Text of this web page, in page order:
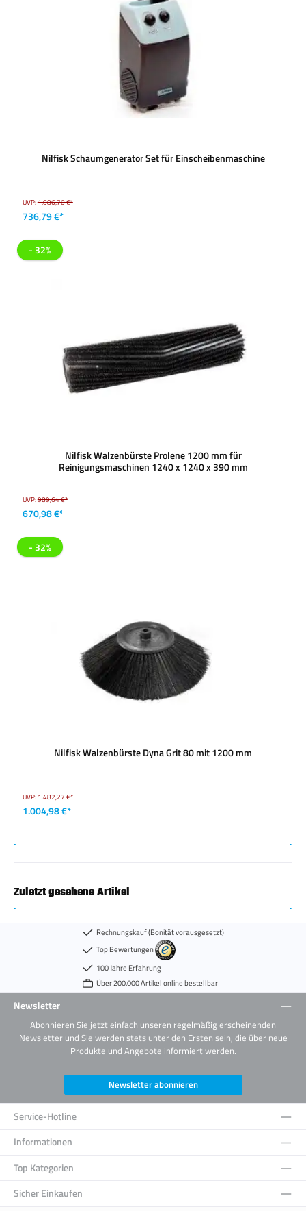
Nilfisk Schaumgenerator Set für Einscheibenmaschine
UVP:1.086,70 €*
736,79 €*
- 32%
Nilfisk Walzenbürste Prolene 1200 mm für
Reinigungsmaschinen 1240 x 1240 x 390 mm
UVP:989,64 €*
670,98 €*
- 32%
Nilfisk Walzenbürste Dyna Grit 80 mit 1200 mm
UVP:1.482,27 €*
1.004,98 €*
Zuletzt gesehene Artikel
Rechnungskauf (Bonität vorausgesetzt)
Top Bewertungen
100 Jahre Erfahrung
Über 200.000 Artikel online bestellbar
Newsletter
Abonnieren Sie jetzt einfach unseren regelmäßig erscheinenden
Newsletter und Sie werden stets unter den Ersten sein, die über neue
Produkte und Angebote informiert werden.
Newsletter abonnieren
Service-Hotline
Informationen
Top Kategorien
Sicher Einkaufen